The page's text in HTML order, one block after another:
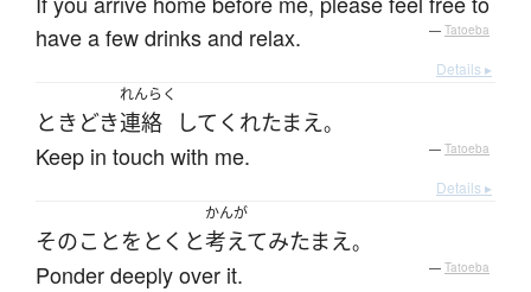
have a few drinks and relax.
— Tatoeba
Details ▸
ときどき
れんらく
連絡 して くれたまえ。
Keep in touch with me. — Tatoeba
Details ▸
そのことを とくと
かんが
考えてみたまえ。
Ponder deeply over it. — Tatoeba